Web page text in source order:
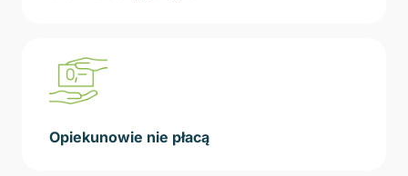
Opiekunowie nie płacą